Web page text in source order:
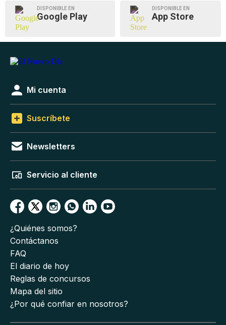
DISPONIBLE EN
Google Play
DISPONIBLE EN
App Store
Mi cuenta
Suscríbete
Newsletters
Servicio al cliente
¿Quiénes somos?
Contáctanos
FAQ
El diario de hoy
Reglas de concursos
Mapa del sitio
¿Por qué confiar en nosotros?